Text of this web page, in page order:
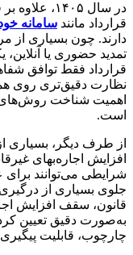
در سال
قرارداد مانند سامانه
دارند. چون بسیاری از
تمدید حضوری یا
قرارداد فقط توافق
نظارت دقیق‌تری روی
اهمیت شناخت روش‌های
است.
از طرف دیگر، بسیاری
افزایش اجاره‌بهای
شرایطی می‌توانند برای
جلوی بسیاری از
قانون، سقف افزایش
به‌صورت دقیق تعیین
چارچوب، قابلیت پیگیری